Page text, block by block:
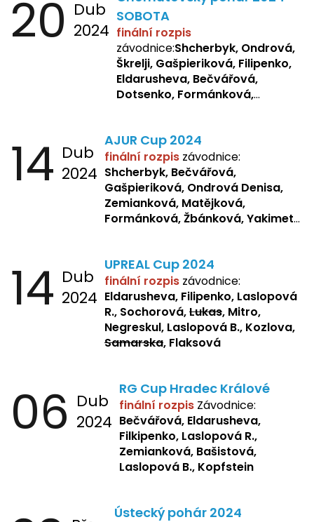
20 Dub
2024
SOBOTA
finální rozpis
závodnice:Shcherbyk, Ondrová,
Škrelji, Gašpieriková, Filipenko,
Eldarusheva, Bečvářová,
Dotsenko, Formánková,
Žbánková, Sochorová
14 Dub
2024
AJUR Cup 2024
finální rozpis závodnice:
Shcherbyk, Bečvářová,
Gašpieriková, Ondrová Denisa,
Zemianková, Matějková,
Formánková, Žbánková, Yakimets,
14 Dub
2024
UPREAL Cup 2024
finální rozpis závodnice:
Eldarusheva, Filipenko, Laslopová
R., Sochorová,Lukas, Mitro,
Negreskul, Laslopová B., Kozlova,
Samarska, Flaksová
06 Dub
2024
RG Cup Hradec Králové
finální rozpis Závodnice:
Bečvářová, Eldarusheva,
Filkipenko, Laslopová R.,
Zemianková, Bašistová,
Laslopová B., Kopfstein
Ústecký pohár 2024